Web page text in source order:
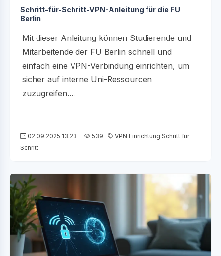
Schritt-für-Schritt-VPN-Anleitung für die FU
Berlin
Mit dieser Anleitung können Studierende und
Mitarbeitende der FU Berlin schnell und
einfach eine VPN-Verbindung einrichten, um
sicher auf interne Uni-Ressourcen
zuzugreifen....
02.09.2025 13:23 539
VPN Einrichtung Schritt für
Schritt